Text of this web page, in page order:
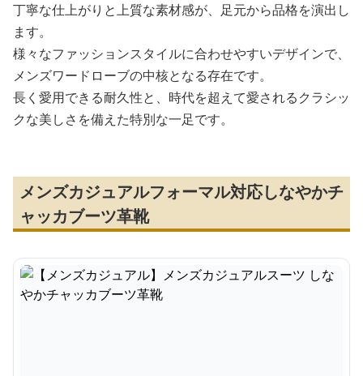
丁寧な仕上がりと上質な素材感が、足元から品格を演出し
ます。
様々なファッションスタイルに合わせやすいデザインで、
メンズワードローブの中核となる存在です。
長く愛用できる耐久性と、時代を超えて愛されるクラシッ
クな美しさを備えた特別な一足です。
メンズカジュアルフォーマル対応しなやかチ
ャッカブーツ革靴